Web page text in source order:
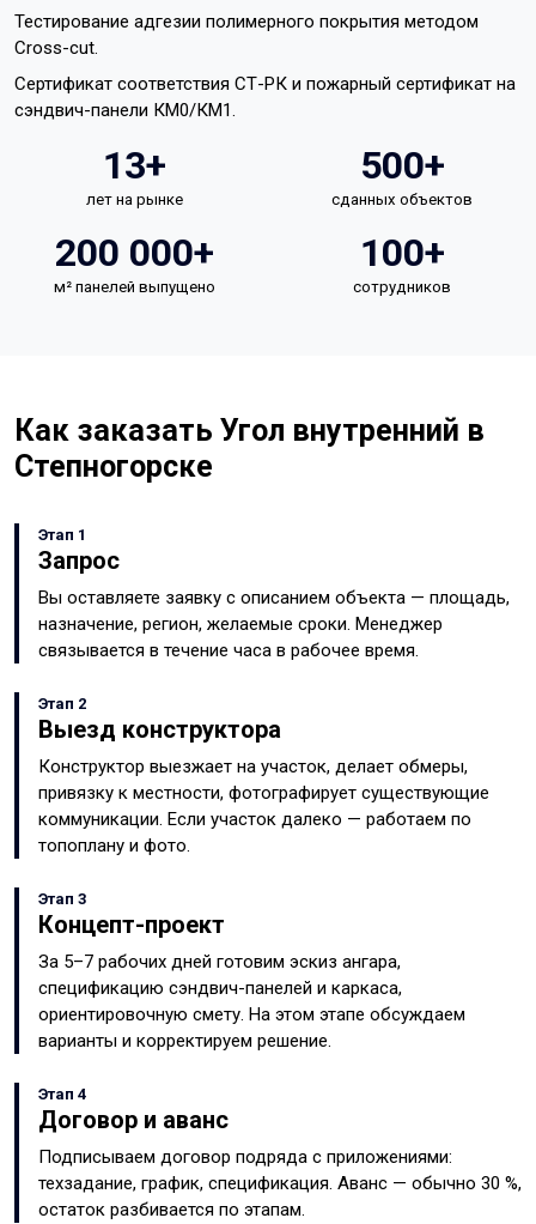
Тестирование адгезии полимерного покрытия методом
Cross-cut.
Сертификат соответствия СТ-РК и пожарный сертификат на
сэндвич-панели КМ0/КМ1.
13+
лет на рынке
500+
сданных объектов
200 000+
м² панелей выпущено
100+
сотрудников
Как заказать Угол внутренний в
Степногорске
Этап 1
Запрос
Вы оставляете заявку с описанием объекта — площадь,
назначение, регион, желаемые сроки. Менеджер
связывается в течение часа в рабочее время.
Этап 2
Выезд конструктора
Конструктор выезжает на участок, делает обмеры,
привязку к местности, фотографирует существующие
коммуникации. Если участок далеко — работаем по
топоплану и фото.
Этап 3
Концепт-проект
За 5–7 рабочих дней готовим эскиз ангара,
спецификацию сэндвич-панелей и каркаса,
ориентировочную смету. На этом этапе обсуждаем
варианты и корректируем решение.
Этап 4
Договор и аванс
Подписываем договор подряда с приложениями:
техзадание, график, спецификация. Аванс — обычно 30 %,
остаток разбивается по этапам.